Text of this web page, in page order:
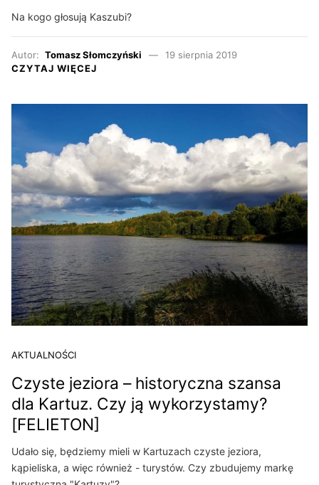
Na kogo głosują Kaszubi?
Autor: Tomasz Słomczyński
19 sierpnia 2019
CZYTAJ WIĘCEJ
AKTUALNOŚCI
Czyste jeziora – historyczna szansa
dla Kartuz. Czy ją wykorzystamy?
[FELIETON]
Udało się, będziemy mieli w Kartuzach czyste jeziora,
kąpieliska, a więc również - turystów. Czy zbudujemy markę